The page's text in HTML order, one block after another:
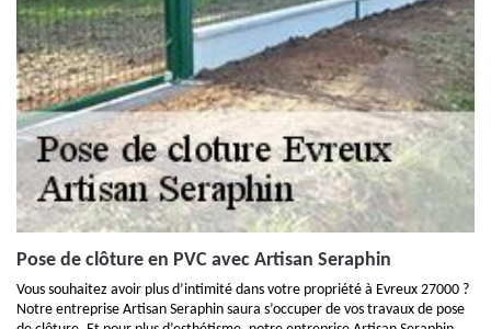
Pose de clôture en PVC avec Artisan Seraphin
Vous souhaitez avoir plus d’intimité dans votre propriété à Evreux 27000 ?
Notre entreprise Artisan Seraphin saura s’occuper de vos travaux de pose